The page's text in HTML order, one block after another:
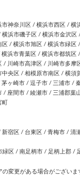
市神奈川区 / 横浜市西区 / 横
浜市磯子区 / 横浜市金沢区
区 / 横浜市旭区 / 横浜市緑区
浜市青葉区 / 横浜市都筑区
/ 川崎市高津区 / 川崎市多摩
中央区 / 相模原市南区 / 横須
ヶ崎市 / 逗子市 / 三浦市 /
/ 座間市 / 綾瀬市 / 三浦郡葉
町
新宿区 / 台東区 / 青梅市 / 清
緑区 / 南足柄市 / 足柄上郡 /
変更がある場合がございま